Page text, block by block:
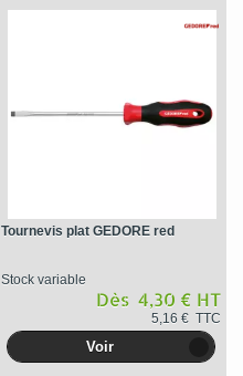
Tournevis plat GEDORE red
Stock variable
Dès 4,30 € HT
5,16 € TTC
Voir